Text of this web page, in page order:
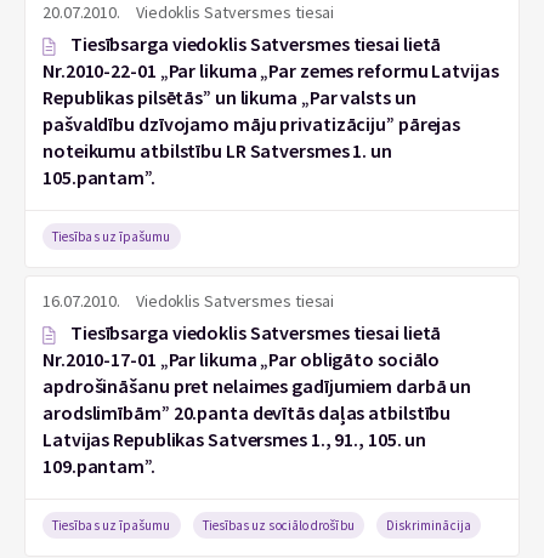
20.07.2010. Viedoklis Satversmes tiesai
Tiesībsarga viedoklis Satversmes tiesai lietā
Nr.2010-22-01 „Par likuma „Par zemes reformu Latvijas
Republikas pilsētās” un likuma „Par valsts un
pašvaldību dzīvojamo māju privatizāciju” pārejas
noteikumu atbilstību LR Satversmes 1. un
105.pantam”.
Tiesības uz īpašumu
16.07.2010. Viedoklis Satversmes tiesai
Tiesībsarga viedoklis Satversmes tiesai lietā
Nr.2010-17-01 „Par likuma „Par obligāto sociālo
apdrošināšanu pret nelaimes gadījumiem darbā un
arodslimībām” 20.panta devītās daļas atbilstību
Latvijas Republikas Satversmes 1., 91., 105. un
109.pantam”.
Tiesības uz īpašumu Tiesības uz sociālo drošību Diskriminācija